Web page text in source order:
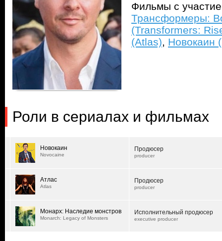
Фильмы с
Трансформеры:
(Transformers:
(Atlas), Новокаин
Роли в сериалах и фильмах
Новокаин
Novocaine
Продюсер
producer
Атлас
Atlas
Продюсер
producer
Монарх: Наследие монстров
Monarch: Legacy of Monsters
Исполнительный продюсер
executive producer